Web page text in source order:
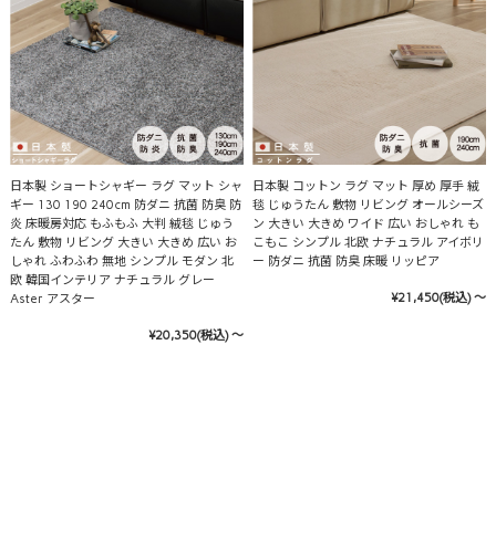
日本製 ショートシャギー ラグ マット シャ
ギー 130 190 240cm 防ダニ 抗菌 防臭 防
炎 床暖房対応 もふもふ 大判 絨毯 じゅう
たん 敷物 リビング 大きい 大きめ 広い お
しゃれ ふわふわ 無地 シンプル モダン 北
欧 韓国インテリア ナチュラル グレー
Aster アスター
¥20,350(税込) ～
日本製 コットン ラグ マット 厚め 厚手 絨
毯 じゅうたん 敷物 リビング オールシーズ
ン 大きい 大きめ ワイド 広い おしゃれ も
こもこ シンプル 北欧 ナチュラル アイボリ
ー 防ダニ 抗菌 防臭 床暖 リッピア
¥21,450(税込) ～